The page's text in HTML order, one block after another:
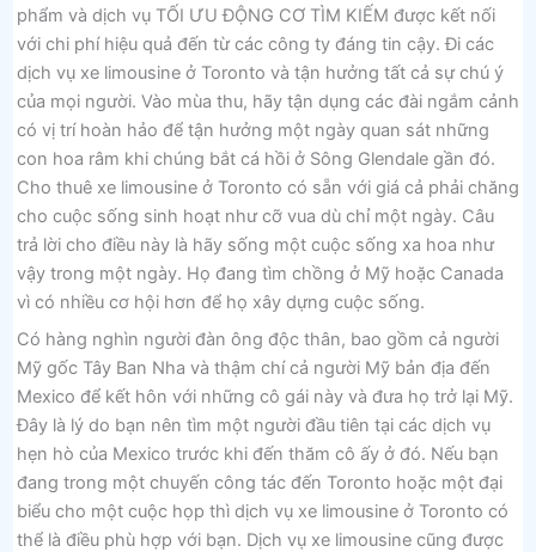
phẩm và dịch vụ TỐI ƯU ĐỘNG CƠ TÌM KIẾM được kết nối
với chi phí hiệu quả đến từ các công ty đáng tin cậy. Đi các
dịch vụ xe limousine ở Toronto và tận hưởng tất cả sự chú ý
của mọi người. Vào mùa thu, hãy tận dụng các đài ngắm cảnh
có vị trí hoàn hảo để tận hưởng một ngày quan sát những
con hoa râm khi chúng bắt cá hồi ở Sông Glendale gần đó.
Cho thuê xe limousine ở Toronto có sẵn với giá cả phải chăng
cho cuộc sống sinh hoạt như cỡ vua dù chỉ một ngày. Câu
trả lời cho điều này là hãy sống một cuộc sống xa hoa như
vậy trong một ngày. Họ đang tìm chồng ở Mỹ hoặc Canada
vì có nhiều cơ hội hơn để họ xây dựng cuộc sống.
Có hàng nghìn người đàn ông độc thân, bao gồm cả người
Mỹ gốc Tây Ban Nha và thậm chí cả người Mỹ bản địa đến
Mexico để kết hôn với những cô gái này và đưa họ trở lại Mỹ.
Đây là lý do bạn nên tìm một người đầu tiên tại các dịch vụ
hẹn hò của Mexico trước khi đến thăm cô ấy ở đó. Nếu bạn
đang trong một chuyến công tác đến Toronto hoặc một đại
biểu cho một cuộc họp thì dịch vụ xe limousine ở Toronto có
thể là điều phù hợp với bạn. Dịch vụ xe limousine cũng được